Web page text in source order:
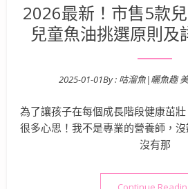
2026最新！市售5款
兒童魚油挑選原則及
2025-01-01By : 咕溜魚|曬魚趣
為了讓孩子在每個成長階段健康茁
很多心思！我不是專業的營養師，
沒有那